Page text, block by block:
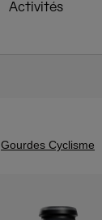
Activités
Gourdes Cyclisme